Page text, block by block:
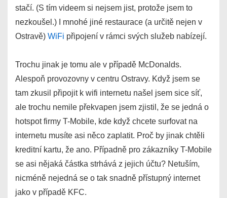
stačí. (S tím videem si nejsem jist, protože jsem to
nezkoušel.) I mnohé jiné restaurace (a určitě nejen v
Ostravě) WiFi připojení v rámci svých služeb nabízejí.
Trochu jinak je tomu ale v případě McDonalds.
Alespoň provozovny v centru Ostravy. Když jsem se
tam zkusil připojit k wifi internetu našel jsem sice síť,
ale trochu nemile překvapen jsem zjistil, že se jedná o
hotspot firmy T-Mobile, kde když chcete surfovat na
internetu musíte asi něco zaplatit. Proč by jinak chtěli
kreditní kartu, že ano. Případně pro zákazníky T-Mobile
se asi nějaká částka strhává z jejich účtu? Netuším,
nicméně nejedná se o tak snadně přístupný internet
jako v případě KFC.